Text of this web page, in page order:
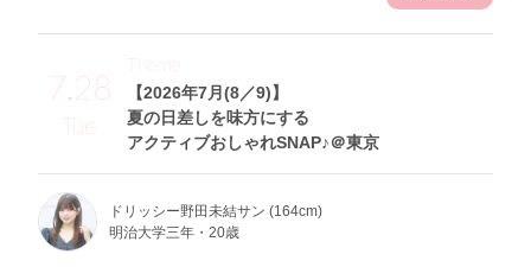
7.28
Tue
【2026年7月(8／9)】
夏の日差しを味方にする
アクティブおしゃれSNAP♪＠東京
Theme
ドリッシー野田未結サン (164cm)
明治大学三年・20歳